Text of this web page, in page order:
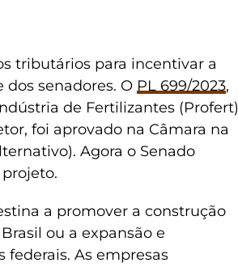
tributários para incentivar a
senadores. O PL 699/2023,
de Fertilizantes (Profert)
foi aprovado na Câmara na
Agora o Senado
a promover a construção
ou a expansão e
As empresas